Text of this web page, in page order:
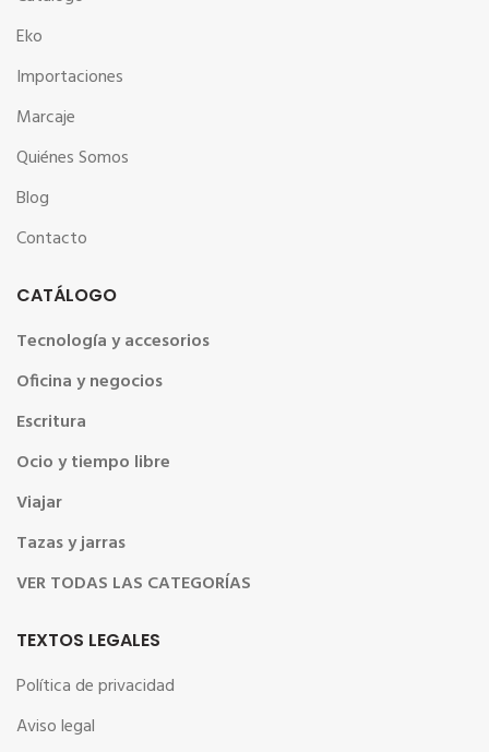
Eko
Importaciones
Marcaje
Quiénes Somos
Blog
Contacto
CATÁLOGO
Tecnología y accesorios
Oficina y negocios
Escritura
Ocio y tiempo libre
Viajar
Tazas y jarras
VER TODAS LAS CATEGORÍAS
TEXTOS LEGALES
Política de privacidad
Aviso legal